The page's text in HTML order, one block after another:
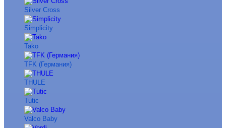
Silver Cross
Simplicity
Tako
TFK (Германия)
THULE
Tutic
Valco Baby